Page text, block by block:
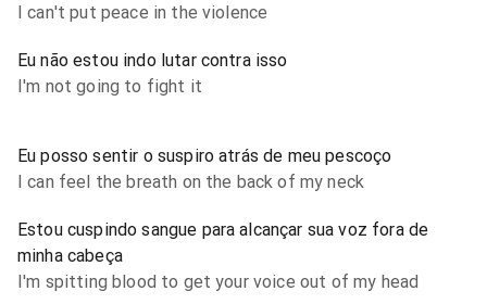
I can't put peace in the violence
Eu não estou indo lutar contra isso
I'm not going to fight it
Eu posso sentir o suspiro atrás de meu pescoço
I can feel the breath on the back of my neck
Estou cuspindo sangue para alcançar sua voz fora de
minha cabeça
I'm spitting blood to get your voice out of my head